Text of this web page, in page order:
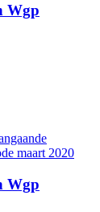
Wgp
maart 2020
Wgp